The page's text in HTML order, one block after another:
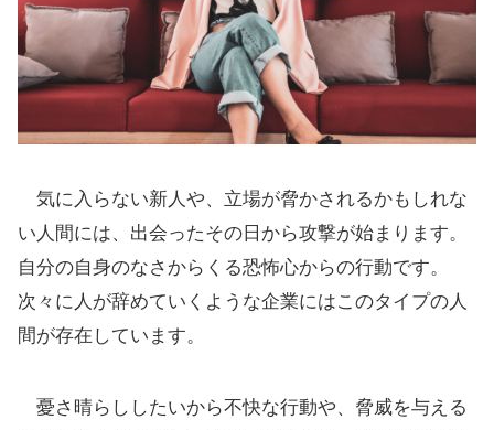
気に入らない新人や、立場が脅かされるかもしれな
い人間には、出会ったその日から攻撃が始まります。
自分の自身のなさからくる恐怖心からの行動です。
次々に人が辞めていくような企業にはこのタイプの人
間が存在しています。
憂さ晴らししたいから不快な行動や、脅威を与える